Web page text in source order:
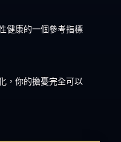
健康的一個參考指標
，你的擔憂完全可以